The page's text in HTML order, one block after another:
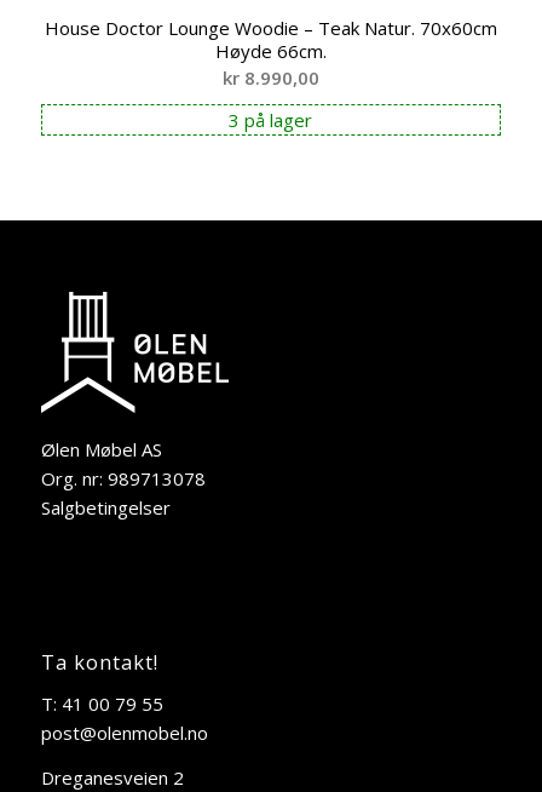
House Doctor Lounge Woodie – Teak Natur. 70x60cm
Høyde 66cm.
kr8.990,00
3 på lager
Ølen Møbel AS
Org. nr: 989713078
Salgbetingelser
Ta kontakt!
T: 41 00 79 55
post@olenmobel.no
Dreganesveien 2